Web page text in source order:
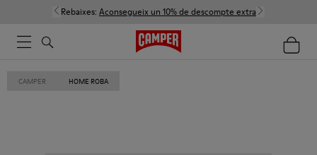
Rebaixes: Aconsegueix un 10% de descompte extra
CAMPER HOME ROBA